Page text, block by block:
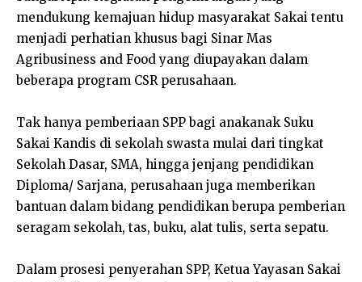
mendukung kemajuan hidup masyarakat Sakai tentu
menjadi perhatian khusus bagi Sinar Mas
Agribusiness and Food yang diupayakan dalam
beberapa program CSR perusahaan.
Tak hanya pemberiaan SPP bagi anakanak Suku
Sakai Kandis di sekolah swasta mulai dari tingkat
Sekolah Dasar, SMA, hingga jenjang pendidikan
Diploma/ Sarjana, perusahaan juga memberikan
bantuan dalam bidang pendidikan berupa pemberian
seragam sekolah, tas, buku, alat tulis, serta sepatu.
Dalam prosesi penyerahan SPP, Ketua Yayasan Sakai